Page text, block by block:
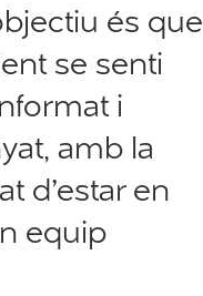
és que
se senti
i
amb la
d’estar en
equip